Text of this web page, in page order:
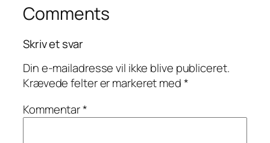
Comments
Skriv et svar
Din e-mailadresse vil ikke blive publiceret.
Krævede felter er markeret med*
Kommentar*